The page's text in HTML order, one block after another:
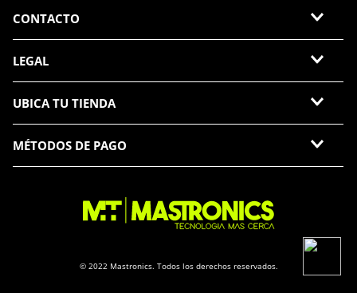
CONTACTO
LEGAL
UBICA TU TIENDA
MÉTODOS DE PAGO
© 2022 Mastronics. Todos los derechos reservados.